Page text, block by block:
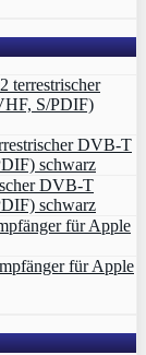
terrestrischer
S/PDIF)
DVB-T
schwarz
DVB-T
schwarz
für Apple
für Apple